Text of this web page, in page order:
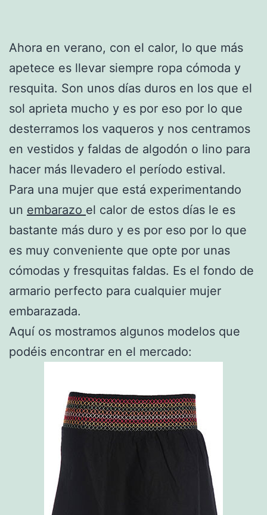
Ahora en verano, con el calor, lo que más
apetece es llevar siempre ropa cómoda y
resquita. Son unos días duros en los que el
sol aprieta mucho y es por eso por lo que
desterramos los vaqueros y nos centramos
en vestidos y faldas de algodón o lino para
hacer más llevadero el período estival.
Para una mujer que está experimentando
un embarazo el calor de estos días le es
bastante más duro y es por eso por lo que
es muy conveniente que opte por unas
cómodas y fresquitas faldas. Es el fondo de
armario perfecto para cualquier mujer
embarazada.
Aquí os mostramos algunos modelos que
podéis encontrar en el mercado: